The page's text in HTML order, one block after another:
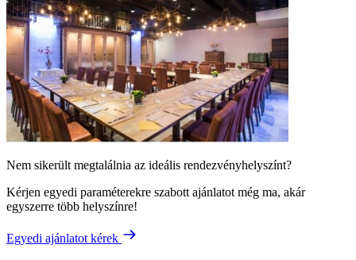
Nem sikerült megtalálnia az ideális rendezvényhelyszínt?
Kérjen egyedi paraméterekre szabott ajánlatot még ma, akár
egyszerre több helyszínre!
Egyedi ajánlatot kérek